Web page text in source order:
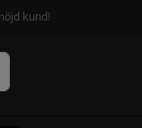
kund!